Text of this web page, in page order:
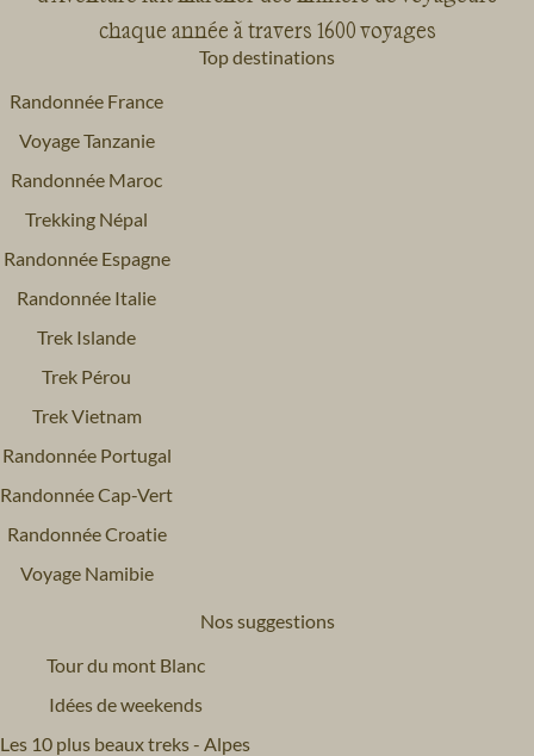
chaque année à travers 1600 voyages
Top destinations
Randonnée France
Voyage Tanzanie
Randonnée Maroc
Trekking Népal
Randonnée Espagne
Randonnée Italie
Trek Islande
Trek Pérou
Trek Vietnam
Randonnée Portugal
Randonnée Cap-Vert
Randonnée Croatie
Voyage Namibie
Nos suggestions
Tour du mont Blanc
Idées de weekends
Les 10 plus beaux treks - Alpes